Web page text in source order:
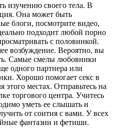
изучению своего тела. В
Она может быть
блоги, посмотрите видео,
подходит любой порно
с половинкой.
возбуждение. Вероятно, вы
Самые смелы любовники
одного партнера или
Хорошо помогает секс в
местах. Отправьтесь на
торгового центра. Учитесь
уметь ее слышать и
от соития с вами. У всех
фантазии и фетиши.